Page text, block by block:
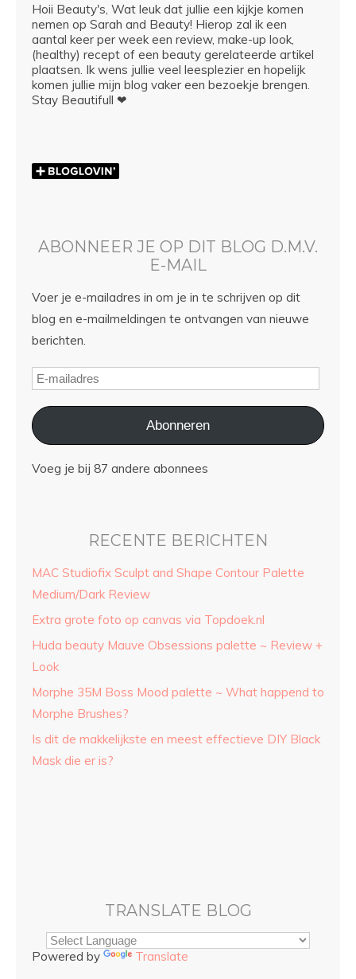
Hoii Beauty's, Wat leuk dat jullie een kijkje komen
nemen op Sarah and Beauty! Hierop zal ik een
aantal keer per week een review, make-up look,
(healthy) recept of een beauty gerelateerde artikel
plaatsen. Ik wens jullie veel leesplezier en hopelijk
komen jullie mijn blog vaker een bezoekje brengen.
Stay Beautifull ❤
ABONNEER JE OP DIT BLOG D.M.V.
E-MAIL
Voer je e-mailadres in om je in te schrijven op dit
blog en e-mailmeldingen te ontvangen van nieuwe
berichten.
Abonneren
Voeg je bij 87 andere abonnees
RECENTE BERICHTEN
MAC Studiofix Sculpt and Shape Contour Palette
Medium/Dark Review
Extra grote foto op canvas via Topdoek.nl
Huda beauty Mauve Obsessions palette ~ Review +
Look
Morphe 35M Boss Mood palette ~ What happend to
Morphe Brushes?
Is dit de makkelijkste en meest effectieve DIY Black
Mask die er is?
TRANSLATE BLOG
Powered by Translate